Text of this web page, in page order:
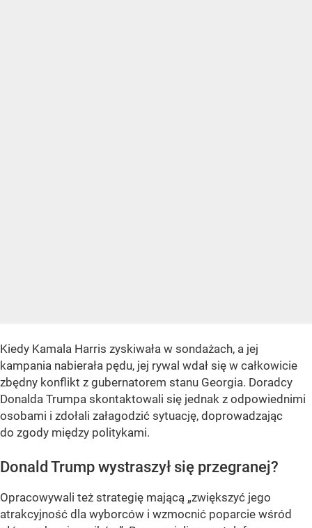
Kiedy Kamala Harris zyskiwała w sondażach, a jej
kampania nabierała pędu, jej rywal wdał się w całkowicie
zbędny konflikt z gubernatorem stanu Georgia. Doradcy
Donalda Trumpa skontaktowali się jednak z odpowiednimi
osobami i zdołali załagodzić sytuację, doprowadzając
do zgody między politykami.
Donald Trump wystraszył się przegranej?
Opracowywali też strategię mającą „zwiększyć jego
atrakcyjność dla wyborców i wzmocnić poparcie wśród